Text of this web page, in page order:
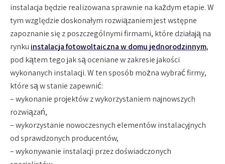
instalacja będzie realizowana sprawnie na każdym etapie. W
tym względzie doskonałym rozwiązaniem jest wstępne
zapoznanie się z poszczególnymi firmami, które działają na
rynku instalacja fotowoltaiczna w domu jednorodzinnym,
pod kątem tego jak są oceniane w zakresie jakości
wykonanych instalacji. W ten sposób można wybrać firmy,
które są w stanie zapewnić:
– wykonanie projektów z wykorzystaniem najnowszych
rozwiązań,
– wykorzystanie nowoczesnych elementów instalacyjnych
od sprawdzonych producentów,
– wykonywanie instalacji przez doświadczonych